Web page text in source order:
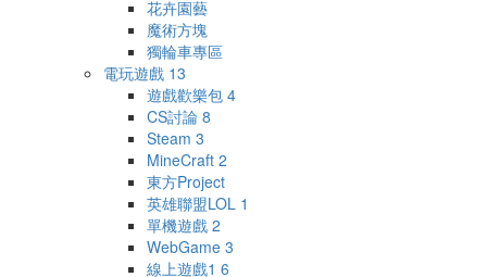
花卉園藝
魔術方塊
獨輪車專區
電玩遊戲 13
遊戲歡樂包 4
CS討論 8
Steam 3
MineCraft 2
東方Project
英雄聯盟LOL 1
單機遊戲 2
WebGame 3
線上遊戲1 6